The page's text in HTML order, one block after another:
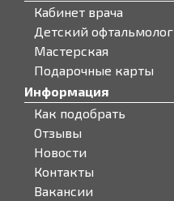
Кабинет врача
Детский офтальмолог
Мастерская
Подарочные карты
Информация
Как подобрать
Отзывы
Новости
Контакты
Вакансии